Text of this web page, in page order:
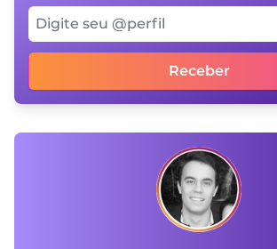
Digite seu @perfil
Receber